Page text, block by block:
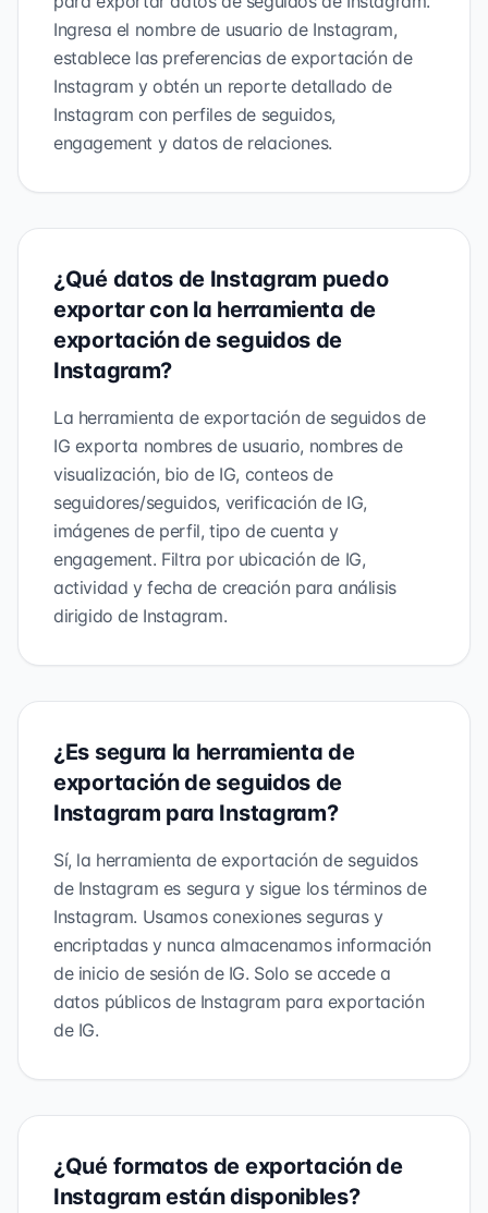
Ingresa el nombre de usuario de Instagram,
establece las preferencias de exportación de
Instagram y obtén un reporte detallado de
Instagram con perfiles de seguidos,
engagement y datos de relaciones.
¿Qué datos de Instagram puedo
exportar con la herramienta de
exportación de seguidos de
Instagram?
La herramienta de exportación de seguidos de
IG exporta nombres de usuario, nombres de
visualización, bio de IG, conteos de
seguidores/seguidos, verificación de IG,
imágenes de perfil, tipo de cuenta y
engagement. Filtra por ubicación de IG,
actividad y fecha de creación para análisis
dirigido de Instagram.
¿Es segura la herramienta de
exportación de seguidos de
Instagram para Instagram?
Sí, la herramienta de exportación de seguidos
de Instagram es segura y sigue los términos de
Instagram. Usamos conexiones seguras y
encriptadas y nunca almacenamos información
de inicio de sesión de IG. Solo se accede a
datos públicos de Instagram para exportación
de IG.
¿Qué formatos de exportación de
Instagram están disponibles?